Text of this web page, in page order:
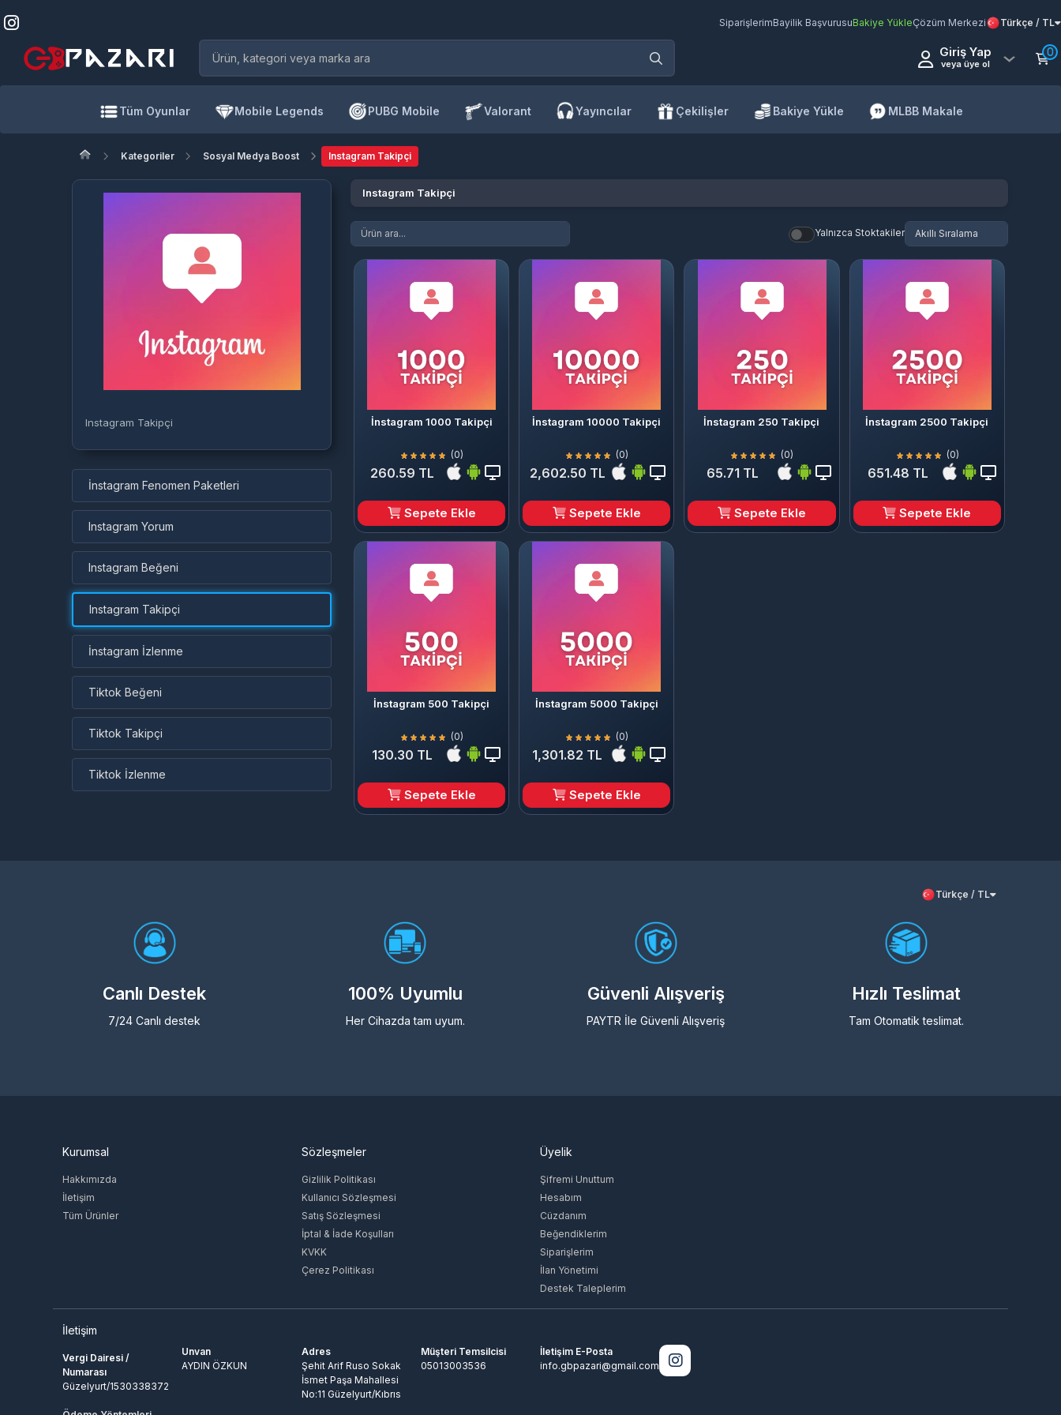
SiparişlerimBayilik BaşvurusuBakiye YükleÇözüm Merkezi Türkçe / TL
Giriş Yap
veya üye ol
0
Tüm Oyunlar Mobile Legends PUBG Mobile Valorant Yayıncılar Çekilişler Bakiye Yükle MLBB Makale
Kategoriler Sosyal Medya Boost Instagram Takipçi
Instagram Takipçi
İnstagram Fenomen Paketleri
Instagram Yorum
Instagram Beğeni
Instagram Takipçi
İnstagram İzlenme
Tiktok Beğeni
Tiktok Takipçi
Tiktok İzlenme
Instagram Takipçi
Yalnızca Stoktakiler
İnstagram 1000 Takipçi
(0)
260.59 TL
Sepete Ekle
İnstagram 10000 Takipçi
(0)
2,602.50 TL
Sepete Ekle
İnstagram 250 Takipçi
(0)
65.71 TL
Sepete Ekle
İnstagram 2500 Takipçi
(0)
651.48 TL
Sepete Ekle
İnstagram 500 Takipçi
(0)
130.30 TL
Sepete Ekle
İnstagram 5000 Takipçi
(0)
1,301.82 TL
Sepete Ekle
Türkçe / TL
Canlı Destek
7/24 Canlı destek
100% Uyumlu
Her Cihazda tam uyum.
Güvenli Alışveriş
PAYTR İle Güvenli Alışveriş
Hızlı Teslimat
Tam Otomatik teslimat.
Kurumsal
Hakkımızda
İletişim
Tüm Ürünler
Sözleşmeler
Gizlilik Politikası
Kullanıcı Sözleşmesi
Satış Sözleşmesi
İptal & İade Koşulları
KVKK
Çerez Politikası
Üyelik
Şifremi Unuttum
Hesabım
Cüzdanım
Beğendiklerim
Siparişlerim
İlan Yönetimi
Destek Taleplerim
İletişim
Vergi Dairesi /
Numarası
Güzelyurt/1530338372
Unvan
AYDIN ÖZKUN
Adres
Şehit Arif Ruso Sokak
İsmet Paşa Mahallesi
No:11 Güzelyurt/Kıbrıs
Müşteri Temsilcisi
05013003536
İletişim E-Posta
info.gbpazari@gmail.com